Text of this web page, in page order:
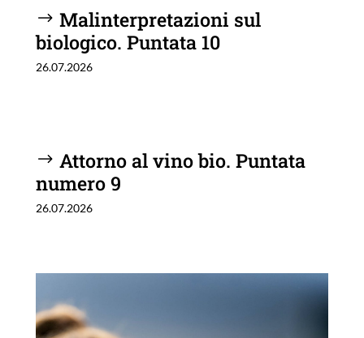
Malinterpretazioni sul
biologico. Puntata 10
26.07.2026
Attorno al vino bio. Puntata
numero 9
26.07.2026